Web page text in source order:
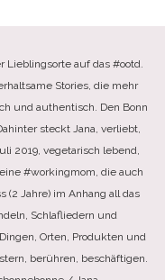
Lieblingsorte auf das #ootd.
Stories, die mehr
und authentisch. Den Bonn
steckt Jana, verliebt,
2019, vegetarisch lebend,
#workingmom, die auch
(2 Jahre) im Anhang all das
Schlafliedern und
Orten, Produkten und
berühren, beschäftigen.